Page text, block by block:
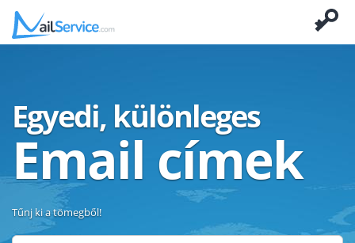
Egyedi, különleges
Email címek
Tűnj ki a tömegből!